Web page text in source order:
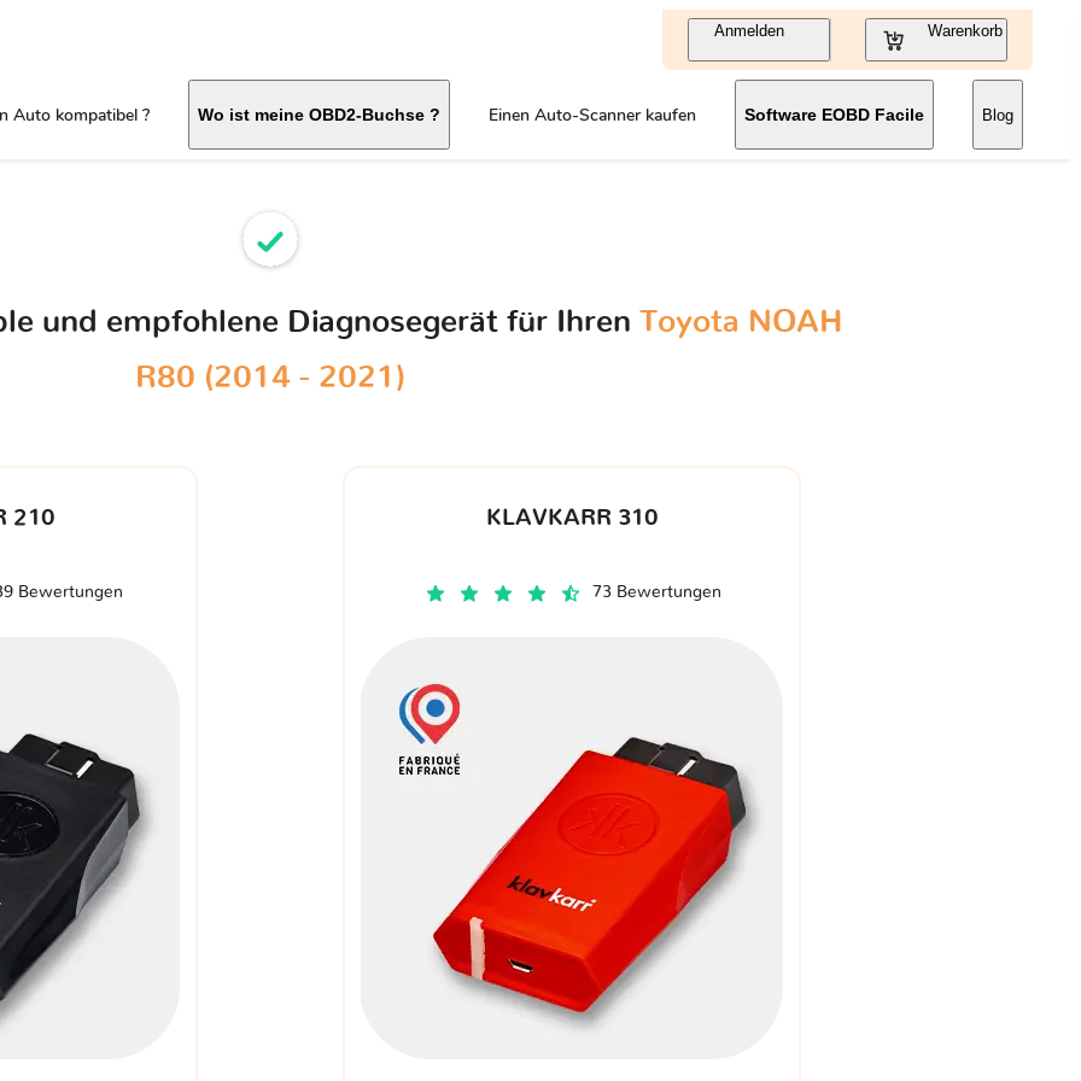
Anmelden Warenkorb
Auto kompatibel ? Wo ist meine OBD2-Buchse ? Einen Auto-Scanner kaufen Software EOBD Facile Blog
und empfohlene Diagnosegerät für Ihren Toyota NOAH
R80 (2014 - 2021)
210
Bewertungen
KLAVKARR 310
73 Bewertungen